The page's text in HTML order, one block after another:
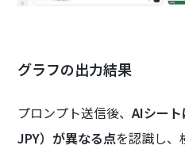
グラフの出力結果
プロンプト送信後、AIシー
JPY）が異なる点を認識し、